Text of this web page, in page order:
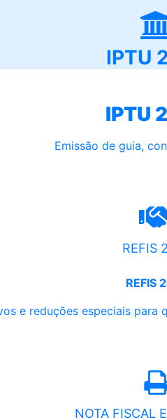
IPTU
IPTU
Emissão de guia,
REFIS
REFIS
e reduções especiais
NOTA FISCAL